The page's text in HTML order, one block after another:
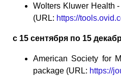
Wolters Kluwer Health
(URL: https://
с 15 сентября по 15
American Society for
package (URL: https://